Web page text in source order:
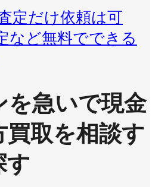
定だけ依頼は可
など無料でできる
を急いで現金
買取を相談す
す